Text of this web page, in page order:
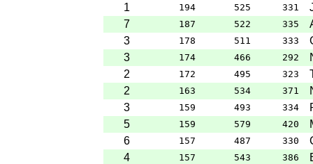
1
194 525 331
7
187 522 335
3
178 511 333
3
174 466 292
2
172 495 323
2
163 534 371
3
159 493 334
5
159 579 420
6
157 487 330
4
157 543 386